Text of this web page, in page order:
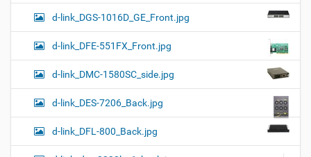
d-link_DGS-1016D_GE_Front.jpg
d-link_DFE-551FX_Front.jpg
d-link_DMC-1580SC_side.jpg
d-link_DES-7206_Back.jpg
d-link_DFL-800_Back.jpg